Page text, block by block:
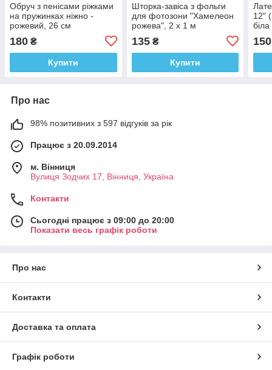
Обруч з пенісами ріжками
на пружинках ніжно -
рожевий, 26 см
180 ₴
Купити
Шторка-завіса з фольги
для фотозони "Хамелеон
рожева", 2 х 1 м
135₴
Купити
12"
150
Про нас
98% позитивних з 597 відгуків за рік
Працює з 20.09.2014
м. Вінниця
Вулиця Зодчих 17, Вінниця, Україна
Контакти
Сьогодні працює з 09:00 до 20:00
Показати весь графік роботи
Про нас
Контакти
Доставка та оплата
Графік роботи